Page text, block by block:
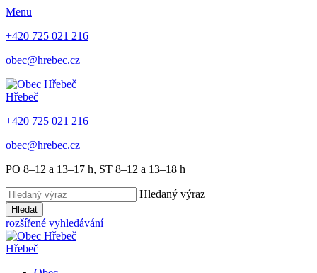
Menu
+420 725 021 216
obec@hrebec.cz
Hřebeč
+420 725 021 216
obec@hrebec.cz
PO 8–12 a 13–17 h, ST 8–12 a 13–18 h
Hledaný výraz
Hledat
rozšířené vyhledávání
Hřebeč